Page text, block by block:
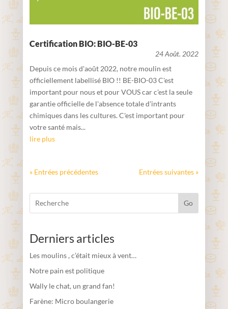
Certification BIO: BIO-BE-03
24 Août. 2022
Depuis ce mois d'août 2022, notre moulin est
officiellement labellisé BIO !! BE-BIO-03 C'est
important pour nous et pour VOUS car c'est la seule
garantie officielle de l'absence totale d'intrants
chimiques dans les cultures. C'est important pour
votre santé mais...
lire plus
« Entrées précédentes Entrées suivantes »
Go
Derniers articles
Les moulins , c’était mieux à vent…
Notre pain est politique
Wally le chat, un grand fan!
Farène: Micro boulangerie